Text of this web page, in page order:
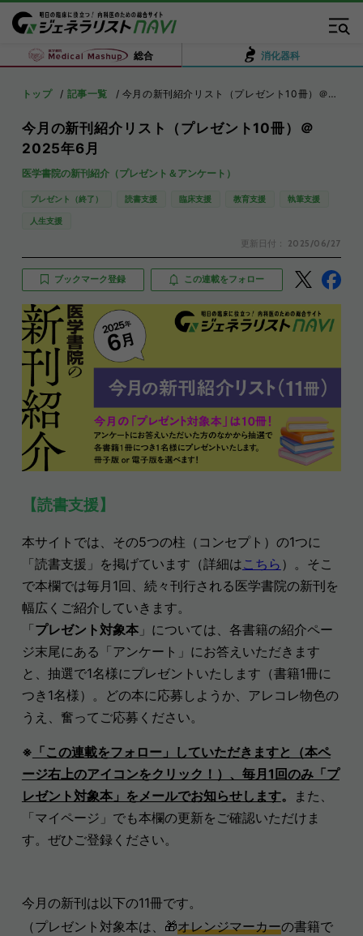
総合 消化器科
トップ 記事一覧 今月の新刊紹介リスト（プレゼント10冊）＠2025年6月
今月の新刊紹介リスト（プレゼント10冊）＠
2025年6月
医学書院の新刊紹介（プレゼント＆アンケート）
プレゼント（終了） 読書支援 臨床支援 教育支援 執筆支援
人生支援
更新日付： 2025/06/27
ブックマーク登録 この連載をフォロー
【読書支援】
本サイトでは、その5つの柱（コンセプト）の1つに
「読書支援」を掲げています（詳細はこちら ）。そこ
で本欄では毎月1回、続々刊行される医学書院の新刊を
幅広くご紹介していきます。
「プレゼント対象本」については、各書籍の紹介ペー
ジ末尾にある「アンケート」にお答えいただきます
と、抽選で1名様にプレゼントいたします（書籍1冊に
つき1名様）。どの本に応募しようか、アレコレ物色の
うえ、奮ってご応募ください。
※ 「この連載をフォロー」していただきますと（本ペ
ージ右上のアイコンをクリック！）、毎月1回のみ「プ
レゼント対象本」をメールでお知らせします。
また、
「マイページ」でも本欄の更新をご確認いただけま
す。ぜひご登録ください。
今月の新刊は以下の11冊です。
（プレゼント対象本は、 🎁オレンジマーカーの書籍で